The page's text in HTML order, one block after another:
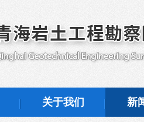
关于我们 新